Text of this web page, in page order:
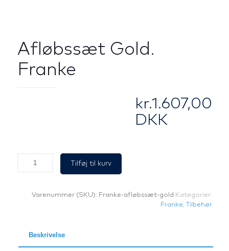
Afløbssæt Gold.
Franke
kr.1.607,00
DKK
Gold.
Tilføj til kurv
Varenummer (SKU): Franke-afløbssæt-gold Kategorier:
Franke,Tilbehør
Beskrivelse